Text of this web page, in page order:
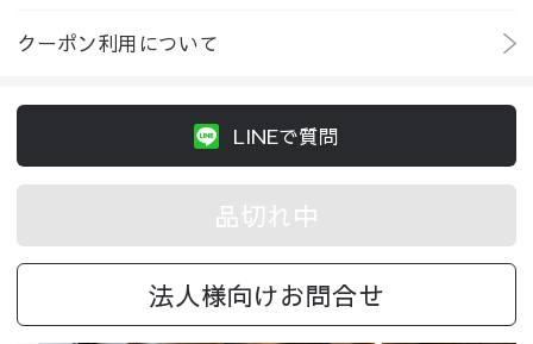
クーポン利用について
LINEで質問
品切れ中
法人様向けお問合せ